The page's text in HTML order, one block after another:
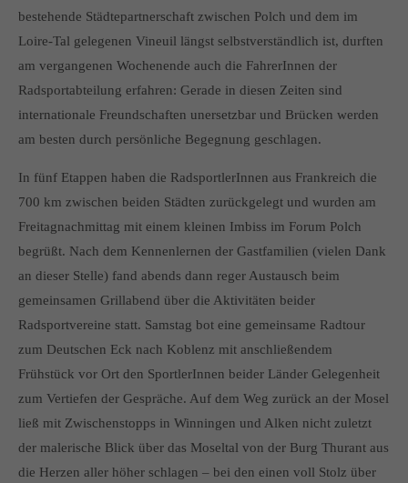
info@yourdomain.com
About us
Lorem ipsum dolor sit amet, consectetuer adipiscing elit.
Aenean commodo ligula eget dolor. Aenean massa. Cum
sociis natoque penatibus et magnis dis parturient montes,
bestehende Städtepartnerschaft zwischen Polch und dem im
Loire-Tal gelegenen Vineuil längst selbstverständlich ist, durften
am vergangenen Wochenende auch die FahrerInnen der
Radsportabteilung erfahren: Gerade in diesen Zeiten sind
internationale Freundschaften unersetzbar und Brücken werden
am besten durch persönliche Begegnung geschlagen.
In fünf Etappen haben die RadsportlerInnen aus Frankreich die
700 km zwischen beiden Städten zurückgelegt und wurden am
Freitagnachmittag mit einem kleinen Imbiss im Forum Polch
begrüßt. Nach dem Kennenlernen der Gastfamilien (vielen Dank
an dieser Stelle) fand abends dann reger Austausch beim
gemeinsamen Grillabend über die Aktivitäten beider
Radsportvereine statt. Samstag bot eine gemeinsame Radtour
zum Deutschen Eck nach Koblenz mit anschließendem
Frühstück vor Ort den SportlerInnen beider Länder Gelegenheit
zum Vertiefen der Gespräche. Auf dem Weg zurück an der Mosel
ließ mit Zwischenstopps in Winningen und Alken nicht zuletzt
der malerische Blick über das Moseltal von der Burg Thurant aus
die Herzen aller höher schlagen – bei den einen voll Stolz über